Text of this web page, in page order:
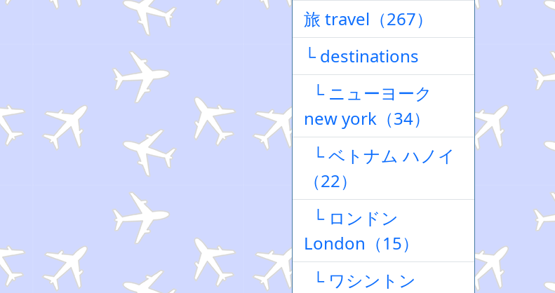
旅 travel（267）
└ destinations
└ ニューヨーク
new york（34）
└ ベトナム ハノイ
（22）
└ ロンドン
London（15）
└ ワシントン